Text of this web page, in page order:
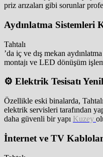
priz arızaları gibi sorunlar
Aydınlatma Sistemleri
Tahtalı
’da iç ve dış mekan
montajı ve LED dönüşüm
⚙️ Elektrik Tesisatı
Özellikle eski binalarda, Tahtalı
elektrik servisleri tarafından
daha güvenli bir yapı Kuzey
İnternet ve TV